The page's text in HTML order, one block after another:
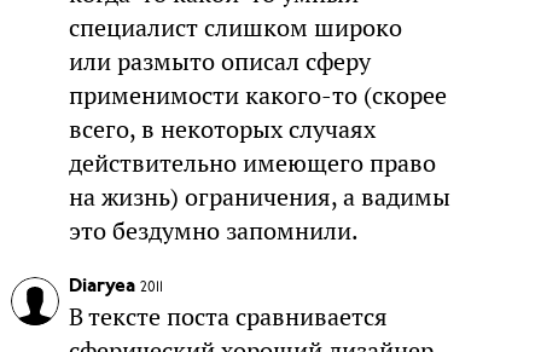
специалист слишком широко
или размыто описал сферу
применимости какого-то (скорее
всего, в некоторых случаях
действительно имеющего право
на жизнь) ограничения, а вадимы
это бездумно запомнили.
Diaryea 2011
В тексте поста сравнивается